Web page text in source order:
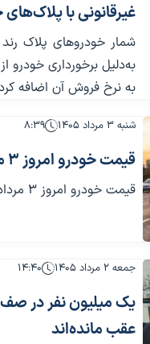
غیرقانونی با
شمار خودروهای پلاک
به‌دلیل برخورداری
به نرخ فروش آن اضافه
شنبه ۳ مرداد ۱۴۰۵ ۸:۳۹
قیمت خودرو امروز 3 مرداد 1405
قیمت خودرو امروز 3 مرداد 1405 از سوی بنگاه‌های معاملاتی اعلام شد.
جمعه ۲ مرداد ۱۴۰۵ ۱۴:۴۰
یک میلیون نفر در صف
عقب مانده‌اند